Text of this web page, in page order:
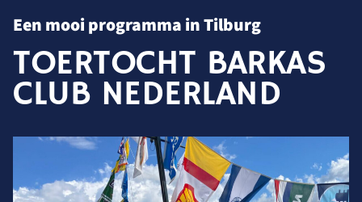
Een mooi programma in Tilburg
TOERTOCHT BARKAS
CLUB NEDERLAND